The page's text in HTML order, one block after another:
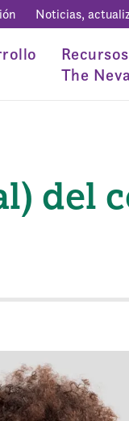
Noticias,
The
del